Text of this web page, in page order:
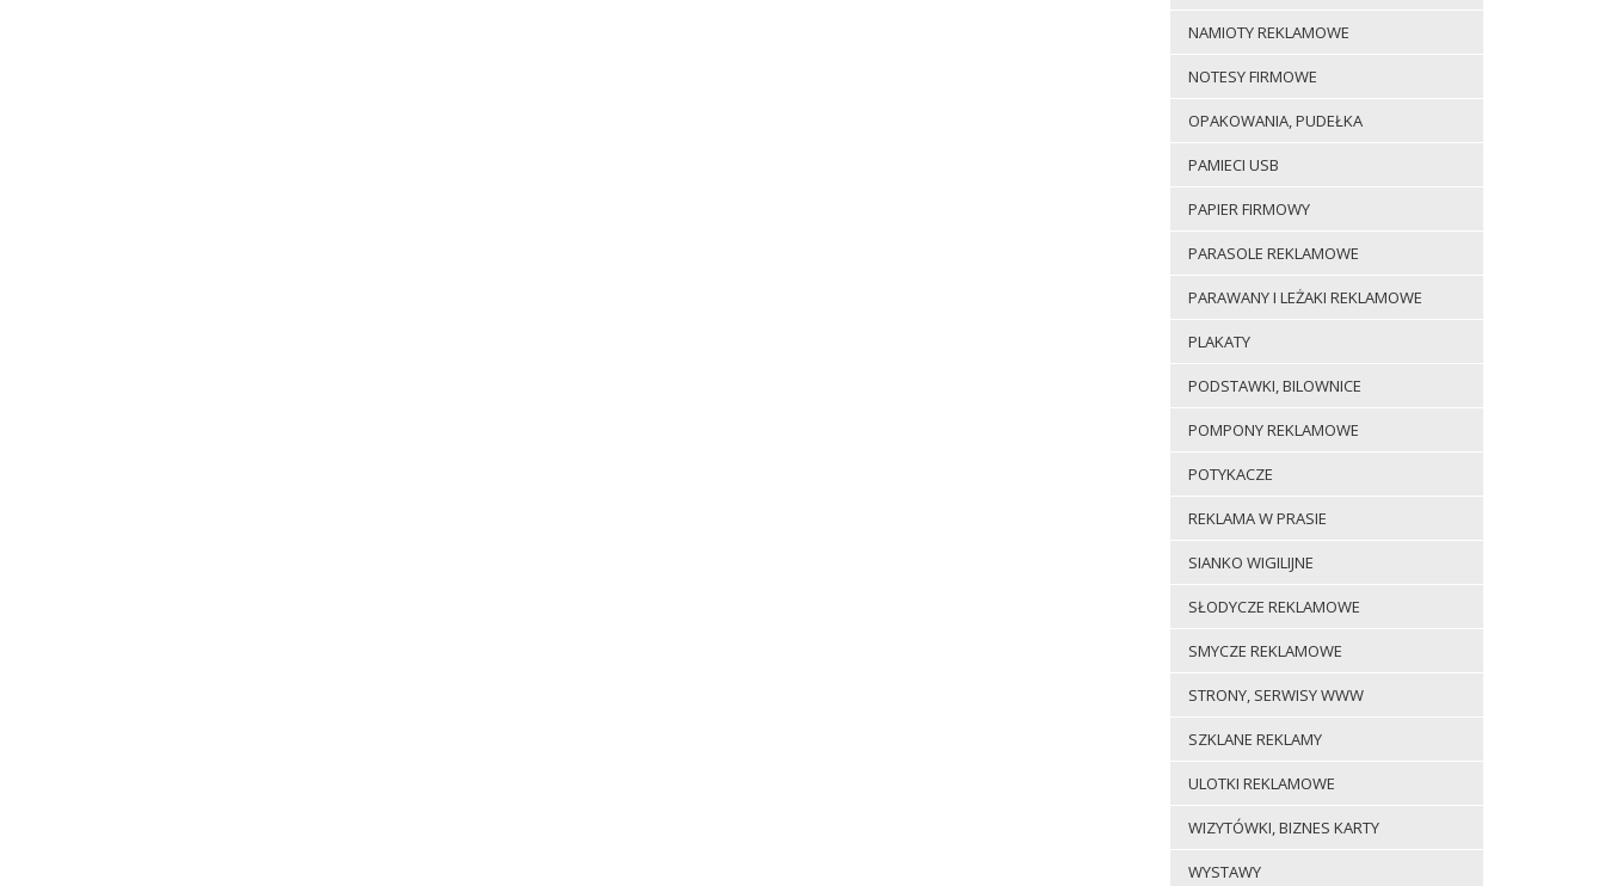
NAMIOTY REKLAMOWE
NOTESY FIRMOWE
OPAKOWANIA, PUDEŁKA
PAMIECI USB
PAPIER FIRMOWY
PARASOLE REKLAMOWE
PARAWANY I LEŻAKI REKLAMOWE
PLAKATY
PODSTAWKI, BILOWNICE
POMPONY REKLAMOWE
POTYKACZE
REKLAMA W PRASIE
SIANKO WIGILIJNE
SŁODYCZE REKLAMOWE
SMYCZE REKLAMOWE
STRONY, SERWISY WWW
SZKLANE REKLAMY
ULOTKI REKLAMOWE
WIZYTÓWKI, BIZNES KARTY
WYSTAWY